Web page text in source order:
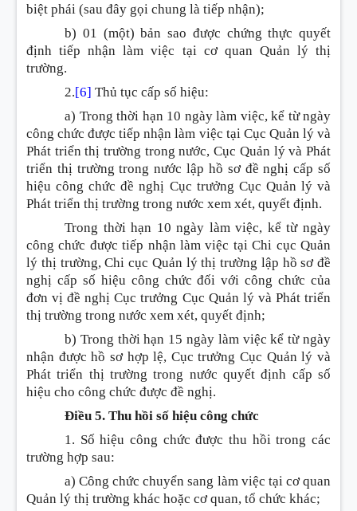
biệt phái (sau đây gọi chung là tiếp nhận);
b) 01 (một) bản sao được chứng thực quyết
định tiếp nhận làm việc tại cơ quan Quản lý thị
trường.
2.[6] Thủ tục cấp số hiệu:
a) Trong thời hạn 10 ngày làm việc, kể từ ngày
công chức được tiếp nhận làm việc tại Cục Quản lý và
Phát triển thị trường trong nước, Cục Quản lý và Phát
triển thị trường trong nước lập hồ sơ đề nghị cấp số
hiệu công chức đề nghị Cục trưởng Cục Quản lý và
Phát triển thị trường trong nước xem xét, quyết định.
Trong thời hạn 10 ngày làm việc, kể từ ngày
công chức được tiếp nhận làm việc tại Chi cục Quản
lý thị trường, Chi cục Quản lý thị trường lập hồ sơ đề
nghị cấp số hiệu công chức đối với công chức của
đơn vị đề nghị Cục trưởng Cục Quản lý và Phát triển
thị trường trong nước xem xét, quyết định;
b) Trong thời hạn 15 ngày làm việc kể từ ngày
nhận được hồ sơ hợp lệ, Cục trưởng Cục Quản lý và
Phát triển thị trường trong nước quyết định cấp số
hiệu cho công chức được đề nghị.
Điều 5. Thu hồi số hiệu công chức
1. Số hiệu công chức được thu hồi trong các
trường hợp sau:
a) Công chức chuyển sang làm việc tại cơ quan
Quản lý thị trường khác hoặc cơ quan, tổ chức khác;